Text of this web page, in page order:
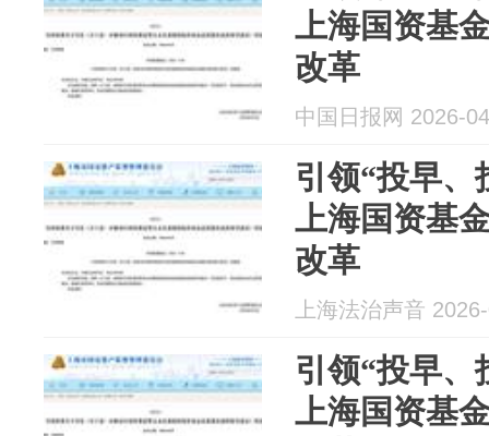
上海国资基
改革
中国日报网 2026-
引领“投早、
上海国资基
改革
上海法治声音
引领“投早、
上海国资基